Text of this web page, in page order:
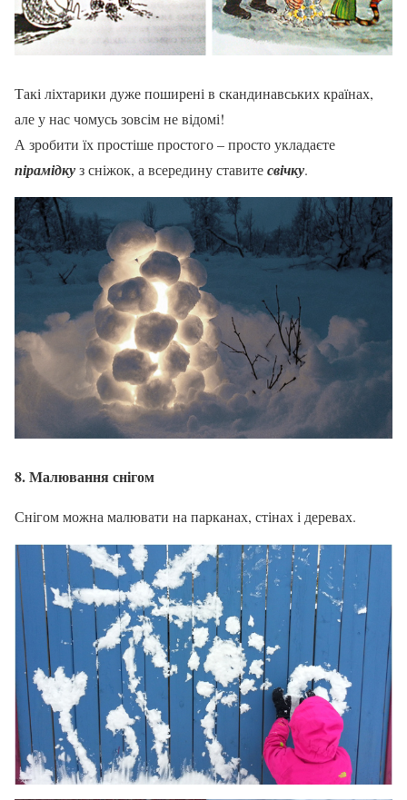
Такі ліхтарики дуже поширені в скандинавських країнах,
але у нас чомусь зовсім не відомі!
А зробити їх простіше простого – просто укладаєте
пірамідкуз сніжок, а всередину ставитесвічку.
8. Малювання снігом
Снігом можна малювати на парканах, стінах і деревах.